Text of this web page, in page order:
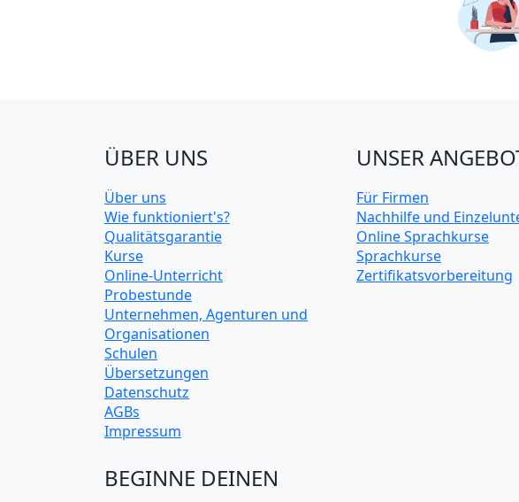
ÜBER UNS
Über uns
Wie funktioniert's?
Qualitätsgarantie
Kurse
Online-Unterricht
Probestunde
Unternehmen, Agenturen und
Organisationen
Schulen
Übersetzungen
Datenschutz
AGBs
Impressum
BEGINNE DEINEN
UNSER
Für Firmen
Nachhilfe und
Online Sprachkurse
Sprachkurse
Zertifikatsvorbereitung